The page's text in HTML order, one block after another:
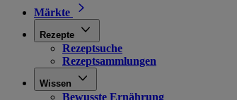
Märkte
Rezepte
Rezeptsuche
Rezeptsammlungen
Wissen
Bewusste Ernährung